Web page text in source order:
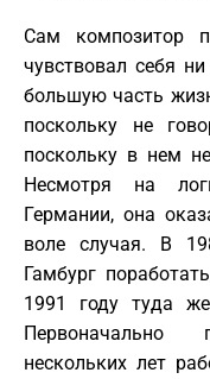
Сам композитор
чувствовал себя
большую часть
поскольку не
поскольку в нем
Несмотря на
Германии, она
воле случая. В
Гамбург
1991 году туда
Первоначально
нескольких лет